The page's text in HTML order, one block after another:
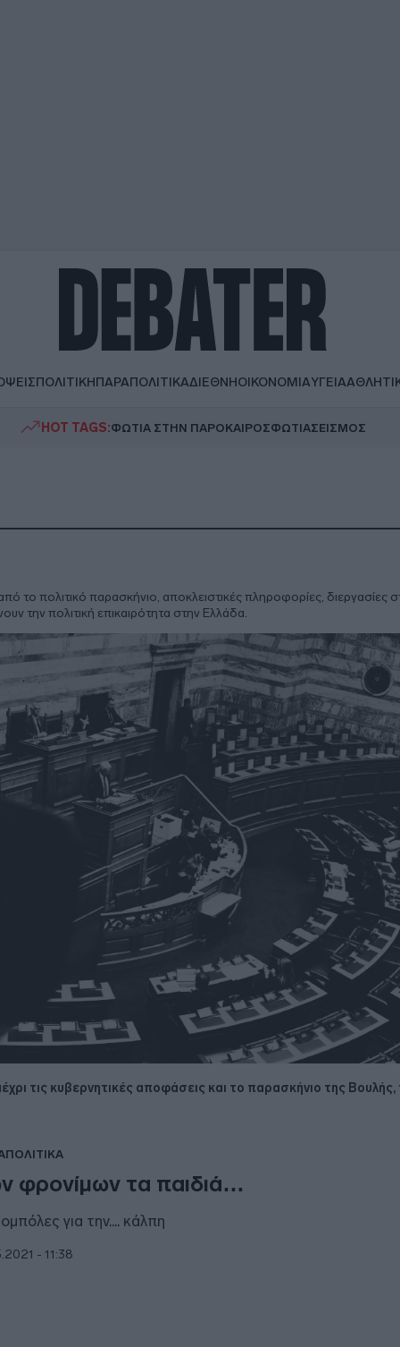
ΠΟΛΙΤΙΚΗΠΑΡΑΠΟΛΙΤΙΚΑΔΙΕΘΝΗΟΙΚΟΝΟΜΙΑΥΓΕΙΑ
HOT TAGS:ΦΩΤΙΑ ΣΤΗΝ ΠΑΡΟΚΑΙΡΟΣΦΩΤΙΑΣΕΙΣΜΟΣ
το πολιτικό παρασκήνιο, αποκλειστικές πληροφορίες, διεργασίες
την πολιτική επικαιρότητα στην Ελλάδα.
τις κυβερνητικές αποφάσεις και το παρασκήνιο της
φρονίμων τα παιδιά…
για την.... κάλπη
- 11:38